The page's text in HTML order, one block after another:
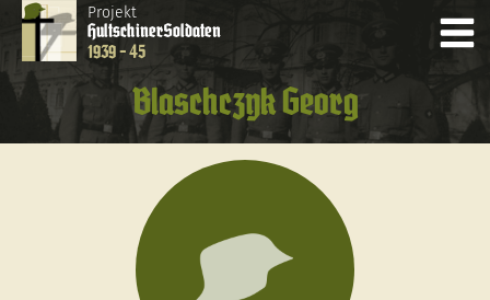
Projekt
HultschinerSoldaten
1939 - 45
Blaschczyk Georg